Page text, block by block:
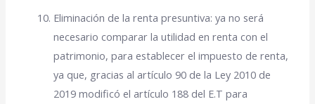
Eliminación de la renta presuntiva: ya no será
necesario comparar la utilidad en renta con el
patrimonio, para establecer el impuesto de renta,
ya que, gracias al artículo 90 de la Ley 2010 de
2019 modificó el artículo 188 del E.T para